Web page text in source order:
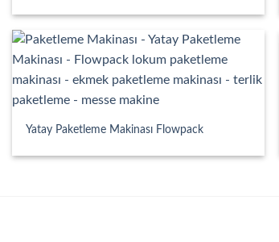
Yatay Paketleme Makinası Flowpack